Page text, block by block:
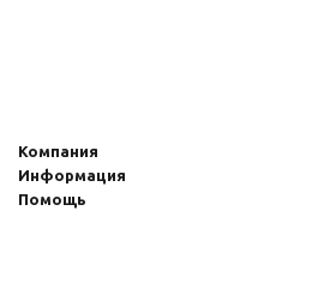
Компания
Информация
Помощь